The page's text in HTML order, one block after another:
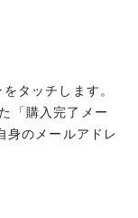
タッチします。
「購入完了メー
身のメールアドレ